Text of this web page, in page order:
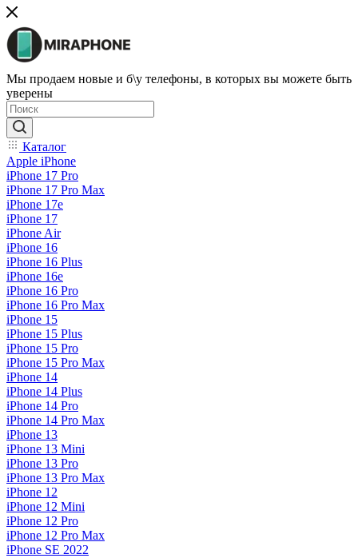
Мы продаем новые и б\у телефоны, в которых вы можете быть
уверены
Каталог
Apple iPhone
iPhone 17 Pro
iPhone 17 Pro Max
iPhone 17e
iPhone 17
iPhone Air
iPhone 16
iPhone 16 Plus
iPhone 16e
iPhone 16 Pro
iPhone 16 Pro Max
iPhone 15
iPhone 15 Plus
iPhone 15 Pro
iPhone 15 Pro Max
iPhone 14
iPhone 14 Plus
iPhone 14 Pro
iPhone 14 Pro Max
iPhone 13
iPhone 13 Mini
iPhone 13 Pro
iPhone 13 Pro Max
iPhone 12
iPhone 12 Mini
iPhone 12 Pro
iPhone 12 Pro Max
iPhone SE 2022